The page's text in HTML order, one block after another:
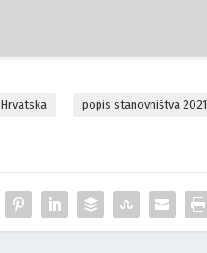
Hrvatska popis stanovništva 2021